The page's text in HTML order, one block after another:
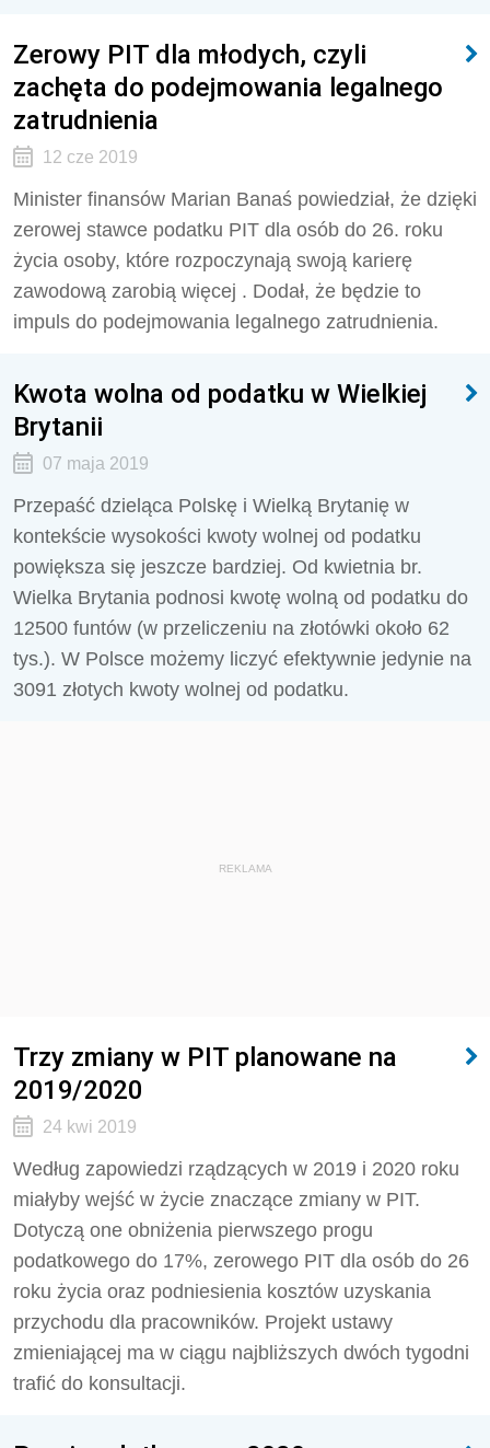
Zerowy PIT dla młodych, czyli
zachęta do podejmowania legalnego
zatrudnienia
12 cze 2019
Minister finansów Marian Banaś powiedział, że dzięki
zerowej stawce podatku PIT dla osób do 26. roku
życia osoby, które rozpoczynają swoją karierę
zawodową zarobią więcej . Dodał, że będzie to
impuls do podejmowania legalnego zatrudnienia.
Kwota wolna od podatku w Wielkiej
Brytanii
07 maja 2019
Przepaść dzieląca Polskę i Wielką Brytanię w
kontekście wysokości kwoty wolnej od podatku
powiększa się jeszcze bardziej. Od kwietnia br.
Wielka Brytania podnosi kwotę wolną od podatku do
12500 funtów (w przeliczeniu na złotówki około 62
tys.). W Polsce możemy liczyć efektywnie jedynie na
3091 złotych kwoty wolnej od podatku.
REKLAMA
Trzy zmiany w PIT planowane na
2019/2020
24 kwi 2019
Według zapowiedzi rządzących w 2019 i 2020 roku
miałyby wejść w życie znaczące zmiany w PIT.
Dotyczą one obniżenia pierwszego progu
podatkowego do 17%, zerowego PIT dla osób do 26
roku życia oraz podniesienia kosztów uzyskania
przychodu dla pracowników. Projekt ustawy
zmieniającej ma w ciągu najbliższych dwóch tygodni
trafić do konsultacji.